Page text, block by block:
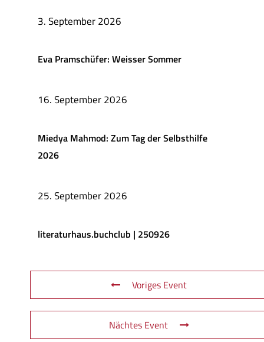
3. September 2026
Eva Pramschüfer: Weisser Sommer
16. September 2026
Miedya Mahmod: Zum Tag der Selbsthilfe
2026
25. September 2026
literaturhaus.buchclub | 250926
Voriges Event
Nächtes Event